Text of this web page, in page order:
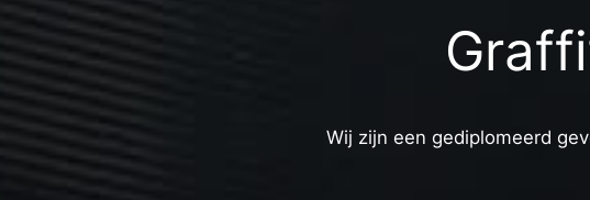
Wij zijn een gediplomeerd